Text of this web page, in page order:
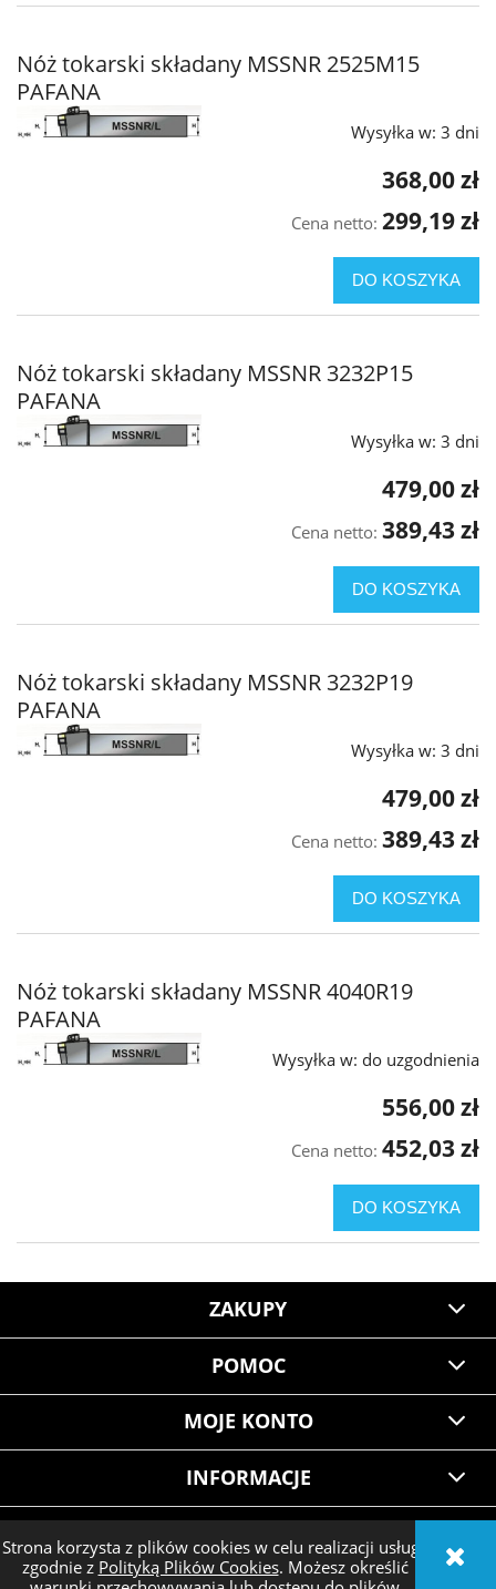
Strona korzysta z plików cookies w celu realizacji usług i
zgodnie z Polityką Plików Cookies. Możesz określić
Nóż tokarski składany MSSNR 2525M15
PAFANA
Wysyłka w: 3 dni
368,00 zł
Cena netto: 299,19 zł
DO KOSZYKA
Nóż tokarski składany MSSNR 3232P15
PAFANA
Wysyłka w: 3 dni
479,00 zł
Cena netto: 389,43 zł
DO KOSZYKA
Nóż tokarski składany MSSNR 3232P19
PAFANA
Wysyłka w: 3 dni
479,00 zł
Cena netto: 389,43 zł
DO KOSZYKA
Nóż tokarski składany MSSNR 4040R19
PAFANA
Wysyłka w: do uzgodnienia
556,00 zł
Cena netto: 452,03 zł
DO KOSZYKA
ZAKUPY
POMOC
MOJE KONTO
INFORMACJE
POKAŻ PEŁNĄ WERSJĘ STRONY